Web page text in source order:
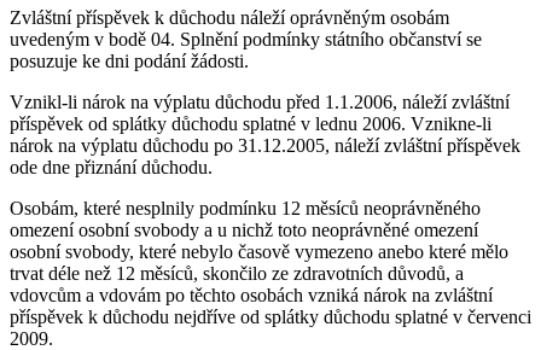
Zvláštní příspěvek k důchodu náleží oprávněným osobám
uvedeným v bodě 04. Splnění podmínky státního občanství se
posuzuje ke dni podání žádosti.
Vznikl-li nárok na výplatu důchodu před 1.1.2006, náleží zvláštní
příspěvek od splátky důchodu splatné v lednu 2006. Vznikne-li
nárok na výplatu důchodu po 31.12.2005, náleží zvláštní příspěvek
ode dne přiznání důchodu.
Osobám, které nesplnily podmínku 12 měsíců neoprávněného
omezení osobní svobody a u nichž toto neoprávněné omezení
osobní svobody, které nebylo časově vymezeno anebo které mělo
trvat déle než 12 měsíců, skončilo ze zdravotních důvodů, a
vdovcům a vdovám po těchto osobách vzniká nárok na zvláštní
příspěvek k důchodu nejdříve od splátky důchodu splatné v červenci
2009.